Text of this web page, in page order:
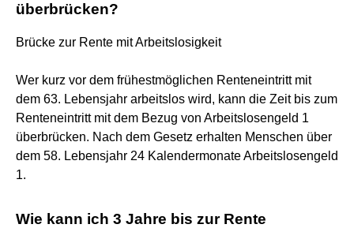
überbrücken?
Brücke zur Rente mit Arbeitslosigkeit
Wer kurz vor dem frühestmöglichen Renteneintritt mit
dem 63. Lebensjahr arbeitslos wird, kann die Zeit bis zum
Renteneintritt mit dem Bezug von Arbeitslosengeld 1
überbrücken. Nach dem Gesetz erhalten Menschen über
dem 58. Lebensjahr 24 Kalendermonate Arbeitslosengeld
1.
Wie kann ich 3 Jahre bis zur Rente